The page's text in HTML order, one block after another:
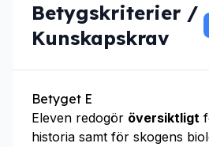
Betygskriterier /
Kunskapskrav
Betyget E
Eleven redogör översiktligt
historia samt för skogens